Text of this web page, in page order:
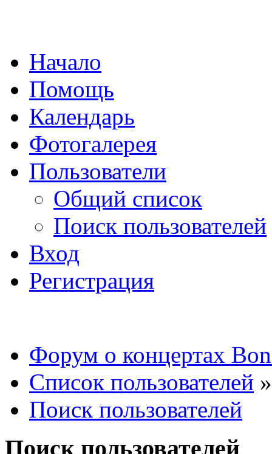
Начало
Помощь
Календарь
Фотогалерея
Пользователи
Общий список
Поиск пользователей
Вход
Регистрация
Форум о концертах
Список пользователей »
Поиск пользователей
Поиск пользователей